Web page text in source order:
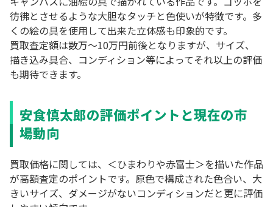
彷彿とさせるような大胆なタッチと色使いが特徴です。多
くの絵の具を使用して出来た立体感も印象的です。
買取査定額は数万～10万円前後となりますが、サイズ、
描き込み具合、コンディション等によってそれ以上の評価
も期待できます。
安食慎太郎の評価ポイントと現在の市
場動向
買取価格に関しては、＜ひまわりや赤富士＞を描いた作品
が高額査定のポイントです。原色で構成された色合い、大
きいサイズ、ダメージがないコンディションだと更に評価